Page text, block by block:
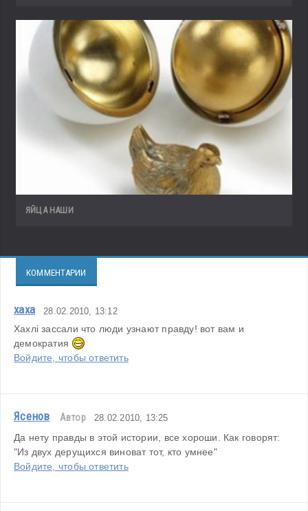
ЯЙЦА НАШИ
КОММЕНТАРИИ
хаха 28.02.2010, 13:12
Хахлі зассали что люди узнают правду! вот вам и
демократия
Войдите, чтобы ответить
Ясенов Автор 28.02.2010, 13:25
Да нету правды в этой истории, все хороши. Как говорят:
"Из двух дерущихся виноват тот, кто умнее"
Войдите, чтобы ответить